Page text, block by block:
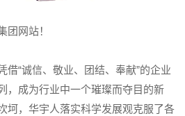
团网站！
借“诚信、敬业、团结、奉献”的企业
，成为行业中一个璀璨而夺目的新
坷，华宇人落实科学发展观克服了各